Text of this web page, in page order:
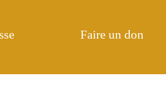
Faire un don